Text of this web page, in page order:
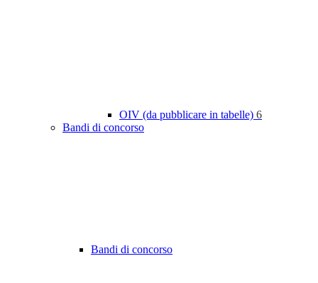
OIV (da pubblicare in tabelle) 6
Bandi di concorso
Bandi di concorso